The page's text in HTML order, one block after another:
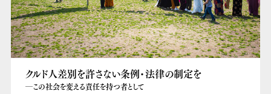
クルド人差別を許さない条例・法律の制定を
―この社会を変える責任を持つ者として